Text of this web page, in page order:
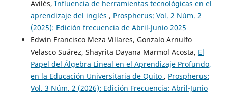
Avilés, Influencia de herramientas tecnológicas en el
aprendizaje del inglés , Prospherus: Vol. 2 Núm. 2
(2025): Edición frecuencia de Abril-Junio 2025
Edwin Francisco Meza Villares, Gonzalo Arnulfo
Velasco Suárez, Shayrita Dayana Marmol Acosta, El
Papel del Álgebra Lineal en el Aprendizaje Profundo,
en la Educación Universitaria de Quito , Prospherus:
Vol. 3 Núm. 2 (2026): Edición Frecuencia: Abril-Junio